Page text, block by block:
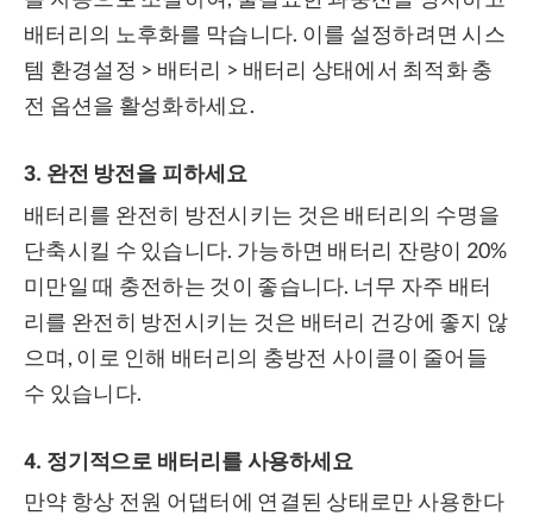
배터리의 노후화를 막습니다. 이를 설정하려면 시스
템 환경설정 > 배터리 > 배터리 상태에서 최적화 충
전 옵션을 활성화하세요.
3. 완전 방전을 피하세요
배터리를 완전히 방전시키는 것은 배터리의 수명을
단축시킬 수 있습니다. 가능하면 배터리 잔량이 20%
미만일 때 충전하는 것이 좋습니다. 너무 자주 배터
리를 완전히 방전시키는 것은 배터리 건강에 좋지 않
으며, 이로 인해 배터리의 충방전 사이클이 줄어들
수 있습니다.
4. 정기적으로 배터리를 사용하세요
만약 항상 전원 어댑터에 연결된 상태로만 사용한다